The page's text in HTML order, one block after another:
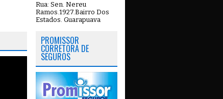
Rua: Sen. Nereu
Ramos.1927.Bairro Dos
Estados. Guarapuava
PROMISSOR
CORRETORA DE
SEGUROS